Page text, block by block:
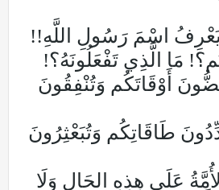
يَعْرِفُ اسْمَ رَسُولِ اللَّهِ!!
مَا الَّذِي تَفْعَلُونَهُ؟!
أَوْقَاتَكُم وَتُنْفِقُونَ
طَاقَاتِكُم وَتُبَعْثِرُونَ
عَلَى هِذِهِ الحَال وَلَا